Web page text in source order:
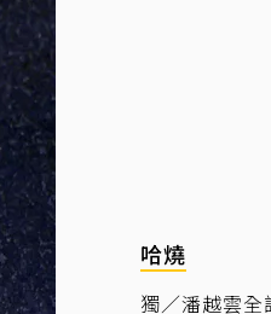
哈燒
獨／潘越雲